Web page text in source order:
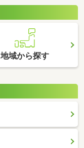
地域から探す